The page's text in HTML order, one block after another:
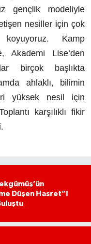
gençlik modeliyle
nesiller için çok
Kamp
Akademi Lise’den
birçok başlıkta
ahlaklı, bilimin
yüksek nesil için
karşılıklı fikir
Düşen Hasret”I